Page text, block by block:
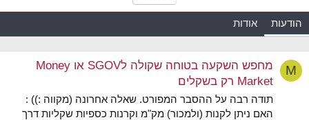
הודעות אודות
M
מחפש השקעה בטוחה שקולה לSGOV או Money
Market רק בשקלים
תודה רבה על ההסבר המפורט. שאלה אחרונה (מקווה :)) :
האם ניתן לקנות (ולמכור) מק"מ וקרנות כספיות שקליות דרך